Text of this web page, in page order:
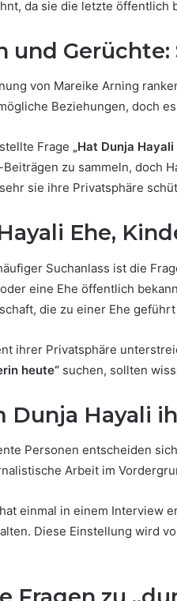
da sie die letzte öffentlich
und
von Mareike Arning
Beziehungen, doch
Frage „Hat Dunja
zu sammeln, doch
sie ihre Privatsphäre
Ehe,
Suchanlass ist die
eine Ehe öffentlich
die zu einer Ehe
ihrer Privatsphäre
heute“ suchen, sollten
Dunja Hayali
Personen entscheiden
Arbeit im
einmal in einem Interview
Diese Einstellung wird